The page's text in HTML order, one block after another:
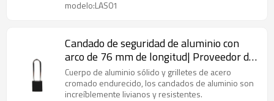
modelo:LAS01
Candado de seguridad de aluminio con
arco de 76 mm de longitud| Proveedor de
candados de seguridad de metal industrial
de China | Fabricación de cerraduras Lita
Cuerpo de aluminio sólido y grilletes de acero
cromado endurecido, los candados de aluminio son
increíblemente livianos y resistentes.